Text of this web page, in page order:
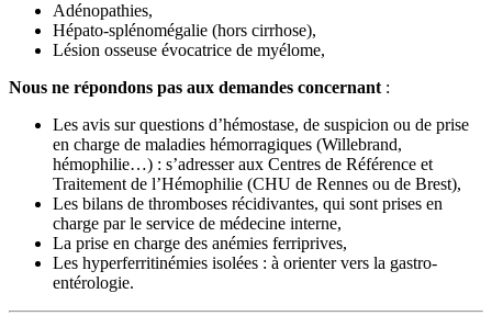
Adénopathies,
Hépato-splénomégalie (hors cirrhose),
Lésion osseuse évocatrice de myélome,
Nous ne répondons pas aux demandes concernant:
Les avis sur questions d’hémostase, de suspicion ou de prise
en charge de maladies hémorragiques (Willebrand,
hémophilie…) : s’adresser aux Centres de Référence et
Traitement de l’Hémophilie (CHU de Rennes ou de Brest),
Les bilans de thromboses récidivantes, qui sont prises en
charge par le service de médecine interne,
La prise en charge des anémies ferriprives,
Les hyperferritinémies isolées : à orienter vers la gastro-
entérologie.